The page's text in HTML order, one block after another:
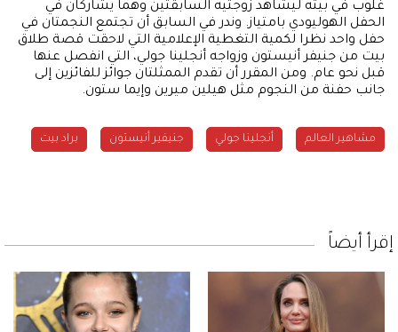
غلوب في بيته ليشاهد زوجتيه السابقتين وهما يشاركان في
الحفل الهوليودي بامتياز. وندر في السابق أن تجتمع النجمتان في
حفل واحد نظرا لكمية التغطية الإعلامية التي لاحقت قصة طلاق
بيت من جنيفر أنيستون وزواجه أنجلينا جولي، التي انفصل عنها
قبل نحو عام. ومن المقرر أن تقدم الممثلتان جوائز للفائزين إلى
جانب حفنة من النجوم مثل هيلين ميرين وإيما ستون.
مشاهير العالم أنجلينا جولي جنيفير أنيستون براد بيت
إقرأ أيضاً